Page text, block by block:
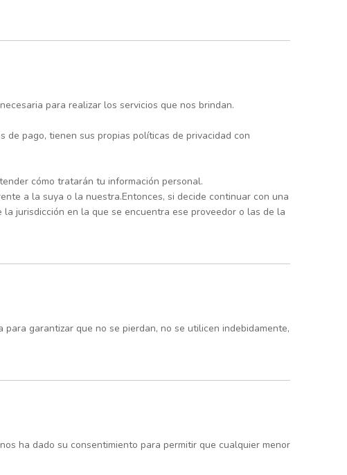
para realizar los servicios que nos brindan.
de pago, tienen sus propias políticas de privacidad con
cómo tratarán tu información personal.
a la suya o la nuestra.Entonces, si decide continuar con una
jurisdicción en la que se encuentra ese proveedor o las de la
garantizar que no se pierdan, no se utilicen indebidamente,
ha dado su consentimiento para permitir que cualquier menor